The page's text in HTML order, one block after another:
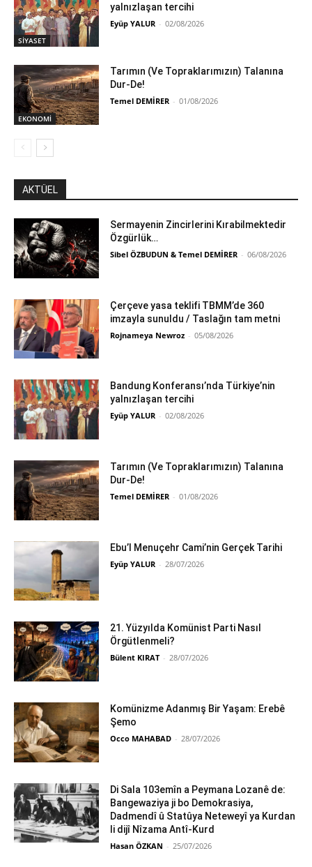
SİYASET
yalnızlaşan tercihi
Eyüp YALUR - 02/08/2026
EKONOMİ
Tarımın (Ve Topraklarımızın) Talanına
Dur-De!
Temel DEMİRER - 01/08/2026
AKTÜEL
Sermayenin Zincirlerini Kırabilmektedir
Özgürlük…
Sibel ÖZBUDUN & Temel DEMİRER - 06/08/2026
Çerçeve yasa teklifi TBMM’de 360
imzayla sunuldu / Taslağın tam metni
Rojnameya Newroz - 05/08/2026
Bandung Konferansı’nda Türkiye’nin
yalnızlaşan tercihi
Eyüp YALUR - 02/08/2026
Tarımın (Ve Topraklarımızın) Talanına
Dur-De!
Temel DEMİRER - 01/08/2026
Ebu’l Menuçehr Cami’nin Gerçek Tarihi
Eyüp YALUR - 28/07/2026
21. Yüzyılda Komünist Parti Nasıl
Örgütlenmeli?
Bülent KIRAT - 28/07/2026
Komünizme Adanmış Bir Yaşam: Erebê
Şemo
Occo MAHABAD - 28/07/2026
Di Sala 103emîn a Peymana Lozanê de:
Bangewaziya ji bo Demokrasiya,
Dadmendî û Statûya Neteweyî ya Kurdan
li dijî Nîzama Antî-Kurd
Hasan ÖZKAN - 25/07/2026